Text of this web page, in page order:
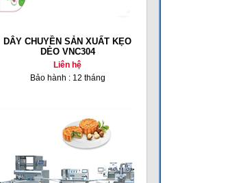
DÂY CHUYỀN SẢN XUẤT KẸO
DẺO VNC304
Liên hệ
Bảo hành : 12 tháng